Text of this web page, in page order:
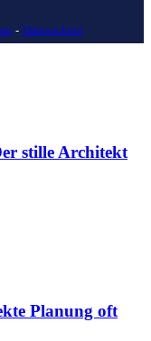
- Datenschutz
stille Architekt
Planung oft